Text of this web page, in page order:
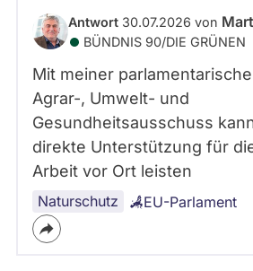
Antwort 30.07.2026 von
BÜNDNIS 90/­DIE GRÜNEN
Mit meiner
Agrar-, Umwelt- und
Gesundheitsausschuss
direkte Unterstützung für
Arbeit vor Ort leisten
Naturschutz EU-Parlament